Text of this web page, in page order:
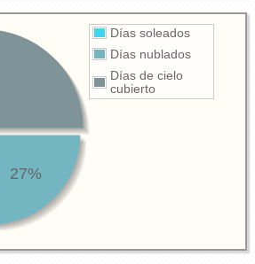
Días soleados
Días nublados
Días de cielo
cubierto
27%